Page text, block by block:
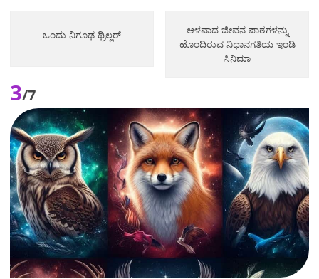
ಒಂದು ನಿಗೂಢ ಥ್ರಿಲ್ಲರ್
ಆಳವಾದ ಜೀವನ ಪಾಠಗಳನ್ನು
ಹೊಂದಿರುವ ನಿಧಾನಗತಿಯ ಇಂಡಿ
ಸಿನಿಮಾ
3/7